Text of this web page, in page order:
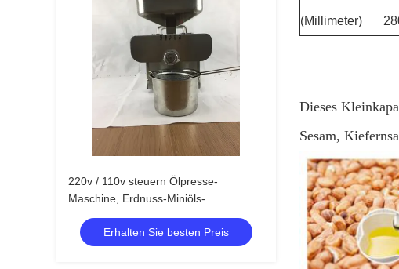
220v / 110v steuern Ölpresse-
Maschine, Erdnuss-Miniöls-
extraktionmaschine automatisch an
Erhalten Sie besten Preis
(Millimeter)
Dieses
Sesam,